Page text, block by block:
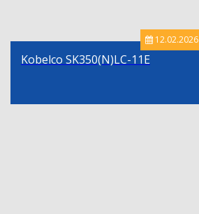
12.02.2026
Kobelco SK350(N)LC-11E